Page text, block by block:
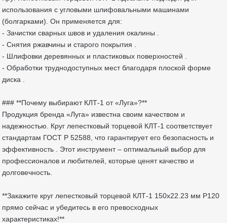
использования с угловыми шлифовальными машинами
(болгарками). Он применяется для:
- Зачистки сварных швов и удаления окалины .
- Снятия ржавчины и старого покрытия .
- Шлифовки деревянных и пластиковых поверхностей .
- Обработки труднодоступных мест благодаря плоской форме
диска .
### **Почему выбирают КЛТ-1 от «Луга»?**
Продукция бренда «Луга» известна своим качеством и
надежностью. Круг лепестковый торцевой КЛТ-1 соответствует
стандартам ГОСТ Р 52588, что гарантирует его безопасность и
эффективность . Этот инструмент – оптимальный выбор для
профессионалов и любителей, которые ценят качество и
долговечность.
**Закажите круг лепестковый торцевой КЛТ-1 150х22.23 мм Р120
прямо сейчас и убедитесь в его превосходных
характеристиках!**